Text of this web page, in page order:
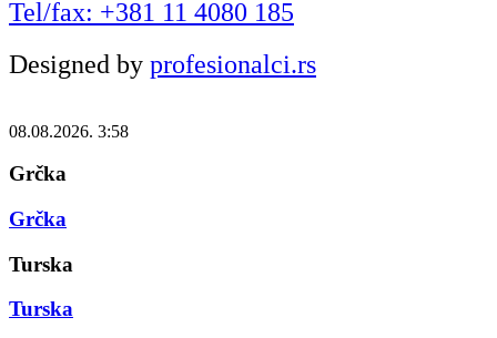
Tel/fax: +381 11 4080 185
Designed by profesionalci.rs
08.08.2026. 3:58
Grčka
Grčka
Turska
Turska